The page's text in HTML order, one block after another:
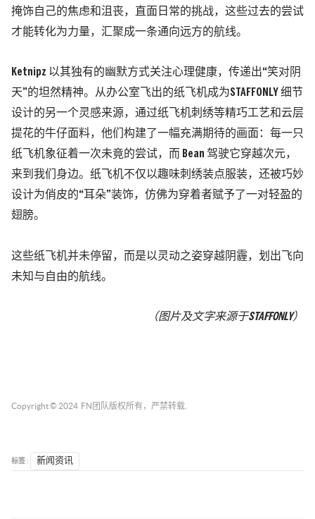
掩饰自己的焦虑和沮丧，直面日常的挑战，这些过去的尝试
才能转化为力量，汇聚成一条通向远方的航线。
Ketnipz 以其独有的幽默方式关注心理健康，传递出“笑对阴
天”的坦然精神。从办公室飞出的纸飞机成为STAFFONLY 细节
设计的另一个灵感来源，通过纸飞机刺绣等精巧工艺和云层
提花的牛仔面料，他们构建了一幅充满期待的画面：每一只
纸飞机象征着一次未竟的尝试，而 Bean 驾驶它穿越次元，
来到我们身边。纸飞机不仅以趣味刺绣装点服装，还被巧妙
设计为俏皮的“耳朵”装饰，仿佛为穿着者赋予了一对轻盈的
翅膀。
这些纸飞机并未停留，而是以灵动之姿穿越阴霾，划出飞向
未知与自由的航线。
（图片及文字来源于STAFFONLY）
Copyright © 2024 FN团队 版权所有，严禁转载.
标签 : 新闻资讯